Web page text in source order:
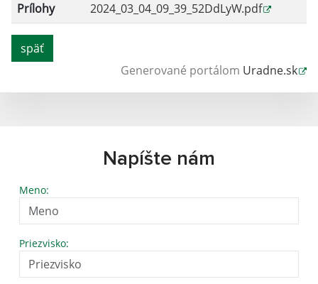
Prílohy 2024_03_04_09_39_52DdLyW.pdf
späť
Generované portálom Uradne.sk
Napíšte nám
Meno:
Priezvisko: